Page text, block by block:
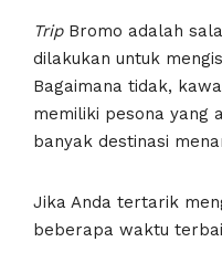
TripBromo adalah
dilakukan untuk
Bagaimana tidak,
memiliki pesona yang
banyak destinasi
Jika Anda tertarik
beberapa waktu